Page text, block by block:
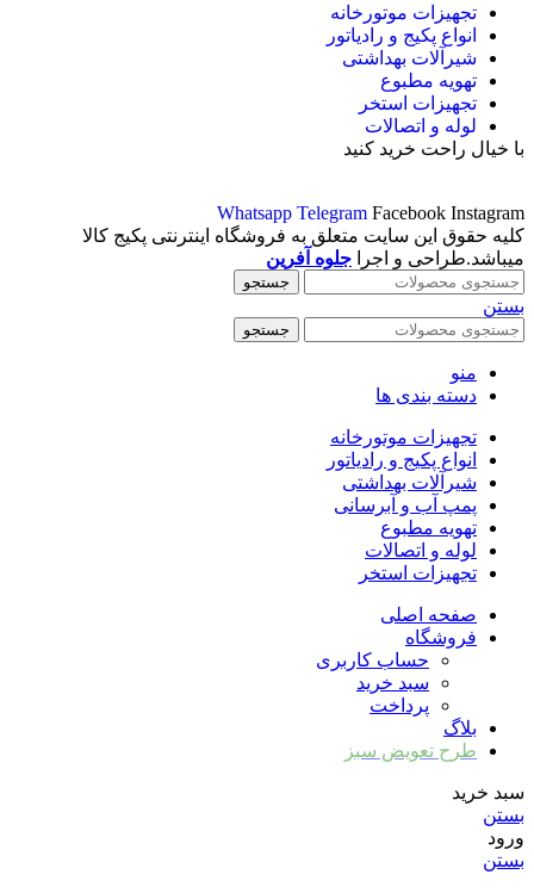
تجهیزات موتورخانه
انواع پکیج و رادیاتور
شیرآلات بهداشتی
تهویه مطبوع
تجهیزات استخر
لوله و اتصالات
با خیال راحت خرید کنید
Whatsapp Telegram Facebook Instagram
کلیه حقوق این سایت متعلق به فروشگاه اینترنتی پکیج کالا
میباشد.طراحی و اجرا جلوه آفرین
جستجو
بستن
جستجو
منو
دسته بندی ها
تجهیزات موتورخانه
انواع پکیج و رادیاتور
شیرآلات بهداشتی
پمپ آب و آبرسانی
تهویه مطبوع
لوله و اتصالات
تجهیزات استخر
صفحه اصلی
فروشگاه
حساب کاربری
سبد خرید
پرداخت
بلاگ
طرح تعویض سبز
سبد خرید
بستن
ورود
بستن